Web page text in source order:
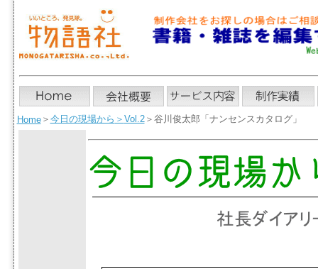
Home＞ 今日の現場から ＞ Vol.2＞谷川俊太郎「ナンセンスカタログ」